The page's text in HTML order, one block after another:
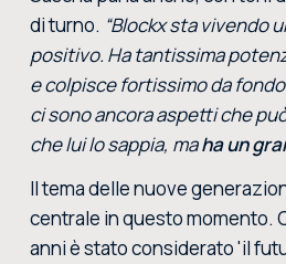
di turno. “Blockx sta vivendo
positivo. Ha tantissima
e colpisce fortissimo da
ci sono ancora aspetti che
che lui lo sappia, maha un
Il tema delle nuove
centrale in questo momento.
anni è stato considerato 'il